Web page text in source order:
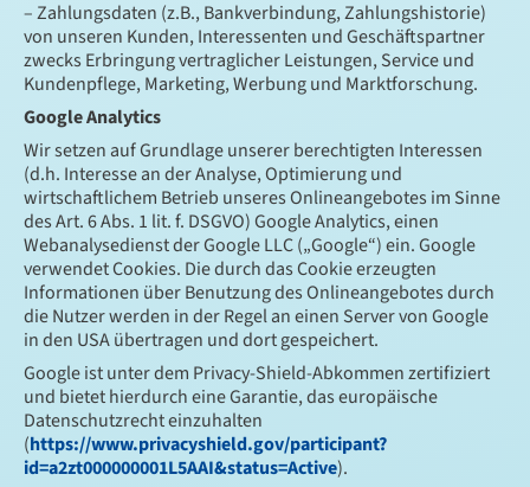
– Zahlungsdaten (z.B., Bankverbindung, Zahlungshistorie)
von unseren Kunden, Interessenten und Geschäftspartner
zwecks Erbringung vertraglicher Leistungen, Service und
Kundenpflege, Marketing, Werbung und Marktforschung.
Google Analytics
Wir setzen auf Grundlage unserer berechtigten Interessen
(d.h. Interesse an der Analyse, Optimierung und
wirtschaftlichem Betrieb unseres Onlineangebotes im Sinne
des Art. 6 Abs. 1 lit. f. DSGVO) Google Analytics, einen
Webanalysedienst der Google LLC („Google“) ein. Google
verwendet Cookies. Die durch das Cookie erzeugten
Informationen über Benutzung des Onlineangebotes durch
die Nutzer werden in der Regel an einen Server von Google
in den USA übertragen und dort gespeichert.
Google ist unter dem Privacy-Shield-Abkommen zertifiziert
und bietet hierdurch eine Garantie, das europäische
Datenschutzrecht einzuhalten
(https://www.privacyshield.gov/participant?
id=a2zt000000001L5AAI&status=Active).